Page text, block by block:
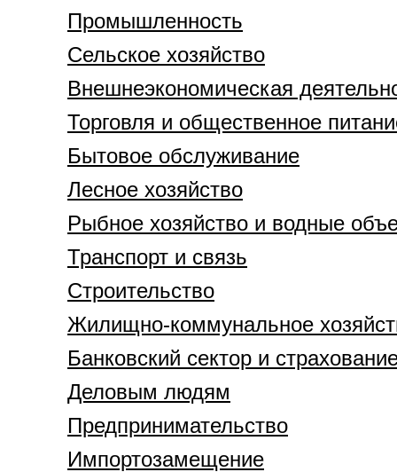
Промышленность
Сельское хозяйство
Внешнеэкономическая
Торговля и общественное
Бытовое обслуживание
Лесное хозяйство
Рыбное хозяйство и водные
Транспорт и связь
Строительство
Жилищно-коммунальное
Банковский сектор и
Деловым людям
Предпринимательство
Импортозамещение